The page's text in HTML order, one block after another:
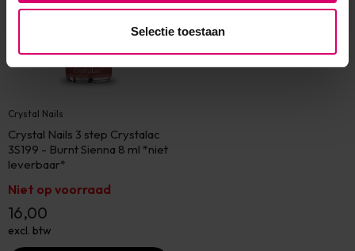
Selectie toestaan
Crystal Nails
Crystal Nails 3 step Crystalac
3S199 - Burnt Sienna 8 ml *niet
leverbaar*
Niet op voorraad
16,00
excl. btw